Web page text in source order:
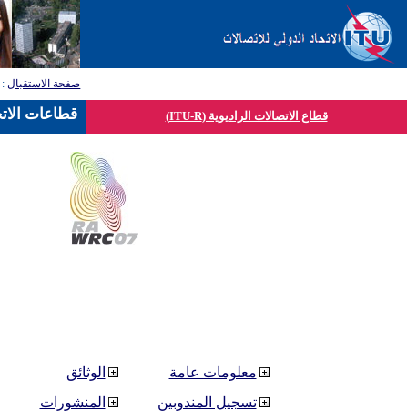
صفحة الاستقبال:
قطاع الاتصالات الراديوية (ITU-R)
الوثائق
المنشورات
معلومات عامة
تسجيل المندوبين
قطاعات